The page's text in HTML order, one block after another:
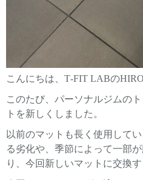
こんにちは、T-FIT LABのHIRO
このたび、パーソナルジムの
トを新しくしました。
以前のマットも長く使用して
る劣化や、季節によって一部
り、今回新しいマットに交換す